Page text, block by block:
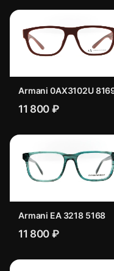
Armani 0AX3102U
11 800 ₽
Armani EA 3218 5168
11 800 ₽